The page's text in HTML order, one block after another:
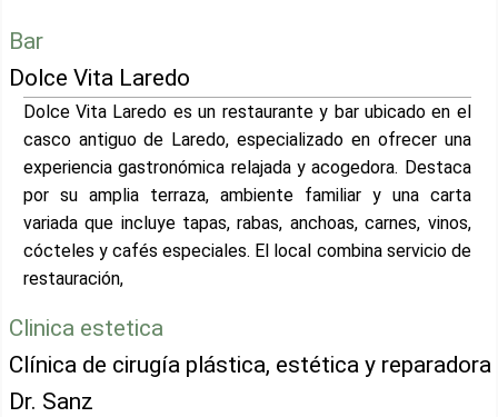
Bar
Dolce Vita Laredo
Dolce Vita Laredo es un restaurante y bar ubicado en el
casco antiguo de Laredo, especializado en ofrecer una
experiencia gastronómica relajada y acogedora. Destaca
por su amplia terraza, ambiente familiar y una carta
variada que incluye tapas, rabas, anchoas, carnes, vinos,
cócteles y cafés especiales. El local combina servicio de
restauración,
Clinica estetica
Clínica de cirugía plástica, estética y reparadora
Dr. Sanz